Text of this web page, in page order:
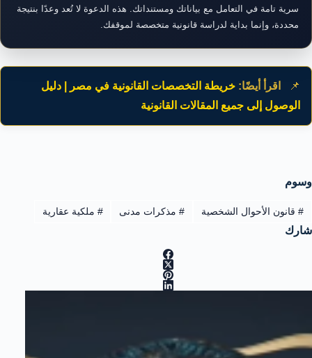
سرية تامة في التعامل مع بياناتك ومستنداتك. هذه الدعوة لا تُعد وعدًا بنتيجة
محددة، وإنما بداية لدراسة قانونية متخصصة لموقفك.
📌 اقرأ أيضًا: خريطة التخصصات القانونية في مصر | دليل
الوصول إلى جميع المقالات القانونية
وسوم
#قانون الأحوال الشخصية #مذكرات مدنى # ملكية عقارية
شارك